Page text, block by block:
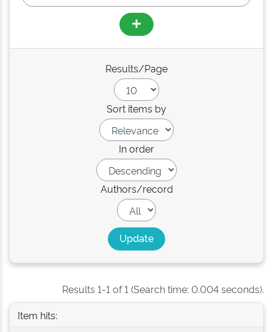
Results/Page
Sort items by
In order
Authors/record
Results 1-1 of 1 (Search time: 0.004 seconds).
Item hits: